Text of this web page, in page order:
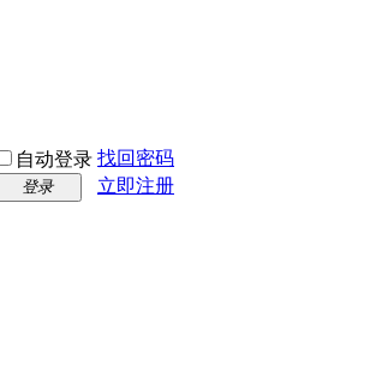
自动登录 找回密码
登录 立即注册